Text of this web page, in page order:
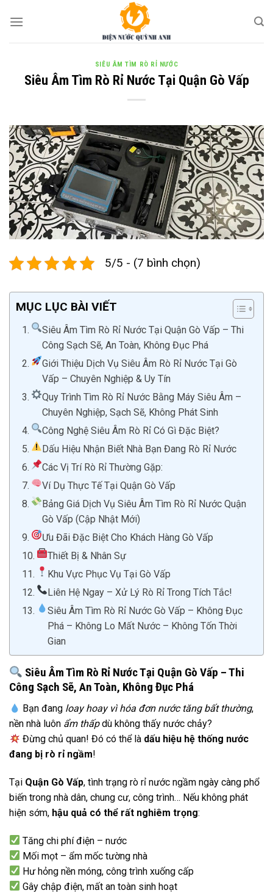
SIÊU ÂM TÌM RÒ RỈ NƯỚC
Siêu Âm Tìm Rò Rỉ Nước Tại Quận Gò Vấp
5/5 - (7 bình chọn)
MỤC LỤC BÀI VIẾT
Siêu Âm Tìm Rò Rỉ Nước Tại Quận Gò Vấp – Thi
Công Sạch Sẽ, An Toàn, Không Đục Phá
Giới Thiệu Dịch Vụ Siêu Âm Rò Rỉ Nước Tại Gò
Vấp – Chuyên Nghiệp & Uy Tín
Quy Trình Tìm Rò Rỉ Nước Bằng Máy Siêu Âm –
Chuyên Nghiệp, Sạch Sẽ, Không Phát Sinh
Công Nghệ Siêu Âm Rò Rỉ Có Gì Đặc Biệt?
Dấu Hiệu Nhận Biết Nhà Bạn Đang Rò Rỉ Nước
Các Vị Trí Rò Rỉ Thường Gặp:
Ví Dụ Thực Tế Tại Quận Gò Vấp
Bảng Giá Dịch Vụ Siêu Âm Tìm Rò Rỉ Nước Quận
Gò Vấp (Cập Nhật Mới)
Ưu Đãi Đặc Biệt Cho Khách Hàng Gò Vấp
Thiết Bị & Nhân Sự
Khu Vực Phục Vụ Tại Gò Vấp
Liên Hệ Ngay – Xử Lý Rò Rỉ Trong Tích Tắc!
Siêu Âm Tìm Rò Rỉ Nước Gò Vấp – Không Đục
Phá – Không Lo Mất Nước – Không Tốn Thời
Gian
Siêu Âm Tìm Rò Rỉ Nước Tại Quận Gò Vấp – Thi
Công Sạch Sẽ, An Toàn, Không Đục Phá
Bạn đang loay hoay vì hóa đơn nước tăng bất thường,
nền nhà luôn ẩm thấpdù không thấy nước chảy?
Đừng chủ quan! Đó có thể là dấu hiệu hệ thống nước
đang bị rò rỉ ngầm!
Tại Quận Gò Vấp, tình trạng rò rỉ nước ngầm ngày càng phổ
biến trong nhà dân, chung cư, công trình… Nếu không phát
hiện sớm, hậu quả có thể rất nghiêm trọng:
Tăng chi phí điện – nước
Mối mọt – ẩm mốc tường nhà
Hư hỏng nền móng, công trình xuống cấp
Gây chập điện, mất an toàn sinh hoạt